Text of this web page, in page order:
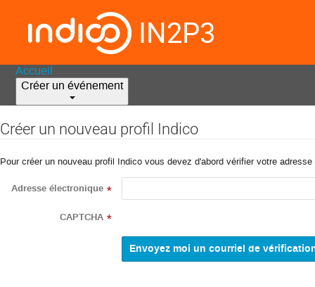
IN2P3
Accueil
Créer un événement
Créer un nouveau profil Indico
Pour créer un nouveau profil Indico vous devez d'abord vérifier votre
Adresse électronique *
CAPTCHA *